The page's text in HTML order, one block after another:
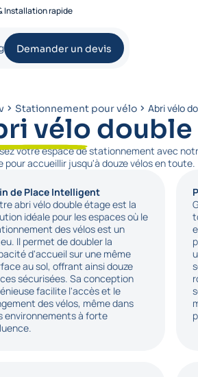
Installation rapide
Demander un devis
Stationnement pour vélo Abri vélo
vélo double
votre espace de stationnement avec
pour accueillir jusqu'à douze vélos en toute.
de Place Intelligent
abri vélo double étage est la
idéale pour les espaces où le
des vélos est un
Il permet de doubler la
d'accueil sur une même
au sol, offrant ainsi douze
sécurisées. Sa conception
facilite l'accès et le
des vélos, même dans
environnements à forte